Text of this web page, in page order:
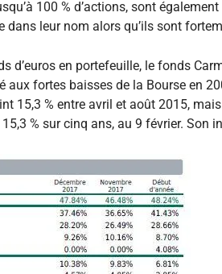
100 % d’actions, sont
leur nom alors qu’ils sont
d’euros en portefeuille, le fonds
aux fortes baisses de la Bourse en
15,3 % entre avril et août 2015,
% sur cinq ans, au 9 février. Son